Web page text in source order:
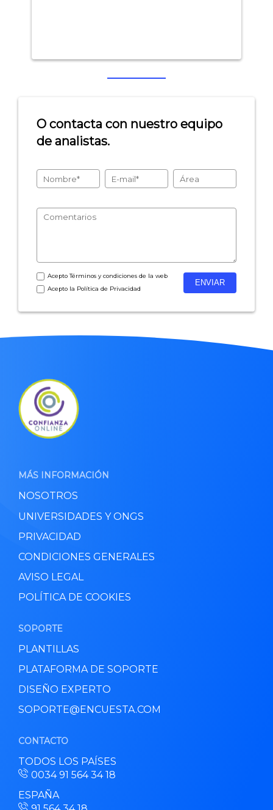
O contacta con nuestro equipo
de analistas.
AceptoTérminos y condicionesde la web
Acepto la Política de Privacidad
MÁS INFORMACIÓN
NOSOTROS
UNIVERSIDADES Y ONGS
PRIVACIDAD
CONDICIONES GENERALES
AVISO LEGAL
POLÍTICA DE COOKIES
SOPORTE
PLANTILLAS
PLATAFORMA DE SOPORTE
DISEÑO EXPERTO
SOPORTE@ENCUESTA.COM
CONTACTO
TODOS LOS PAÍSES
0034 91 564 34 18
ESPAÑA